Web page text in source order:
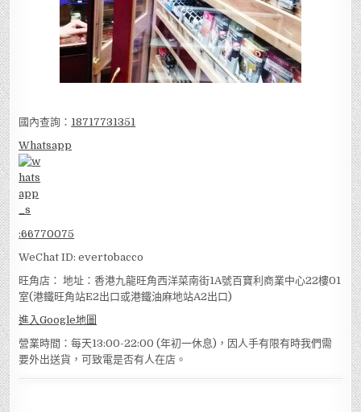
國內查詢： 18717731351
Whatsapp
:66770075
WeChat ID: evertobacco
旺角店： 地址：香港九龍旺角西洋菜南街1A號百寶利商業中心22樓01
室(港鐵旺角站E2出口或港鐵油麻地站A2出口)
進入Google地圖
營業時間：每天13:00-22:00 (年初一休息)，因人手有限有時我們需
要外出送貨，可致電是否有人在店。